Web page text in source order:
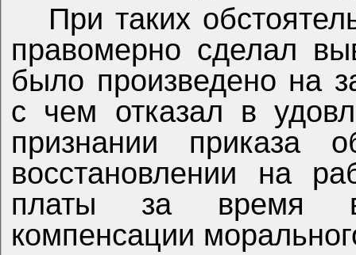
При таких
правомерно сделал
было произведено на
с чем отказал в
признании приказа
восстановлении на
платы за время
компенсации